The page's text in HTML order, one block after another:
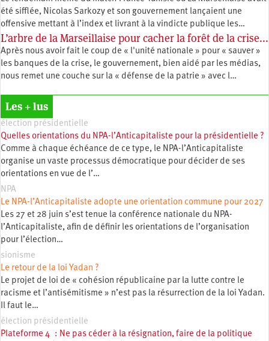
été sifflée, Nicolas Sarkozy et son gouvernement lançaient une
offensive mettant à l’index et livrant à la vindicte publique les…
L’arbre de la Marseillaise pour cacher la forêt de la crise...
Après nous avoir fait le coup de « l'unité nationale » pour « sauver »
les banques de la crise, le gouvernement, bien aidé par les médias,
nous remet une couche sur la « défense de la patrie » avec l…
Les + lus
élection présidentielle
Quelles orientations du NPA-l’Anticapitaliste pour la présidentielle ?
Comme à chaque échéance de ce type, le NPA-l’Anticapitaliste
organise un vaste processus démocratique pour décider de ses
orientations en vue de l’…
NPA
Le NPA-l’Anticapitaliste adopte une orientation commune pour 2027
Les 27 et 28 juin s’est tenue la conférence nationale du NPA-
l’Anticapitaliste, afin de définir les orientations de l’organisation
pour l’élection…
sionisme
Le retour de la loi Yadan ?
Le projet de loi de « cohésion républicaine par la lutte contre le
racisme et l’antisémitisme » n’est pas la résurrection de la loi Yadan.
Il faut le…
élection présidentielle
Plateforme 4 : Ne pas céder à la résignation, faire de la politique